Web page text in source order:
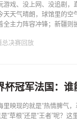
游戏、没上网、没追剧
天天气晴朗，球馆里的
全主力阵容冲锋；新疆则
总决赛回放
杯冠军法国：谁
里映现的就是“热情脾气
“草根”还是“王者”呢？